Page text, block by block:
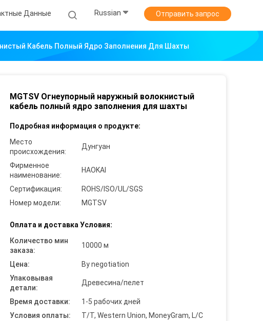
Данные Russian Отправить запрос
Кабель Полный Ядро Заполнения Для Шахты
MGTSV Огнеупорный наружный волокнистый
кабель полный ядро заполнения для шахты
Подробная информация о продукте:
Место
происхождения:
Дунгуан
Фирменное
наименование:
HAOKAI
Сертификация:
ROHS/ISO/UL/SGS
Номер модели:
MGTSV
Оплата и доставка Условия:
Количество мин
заказа:
10000 м
Цена:
By negotiation
Упаковывая
детали:
Древесина/пелет
Время доставки:
1-5 рабочих дней
Условия оплаты:
T/T, Western Union, MoneyGram, L/C